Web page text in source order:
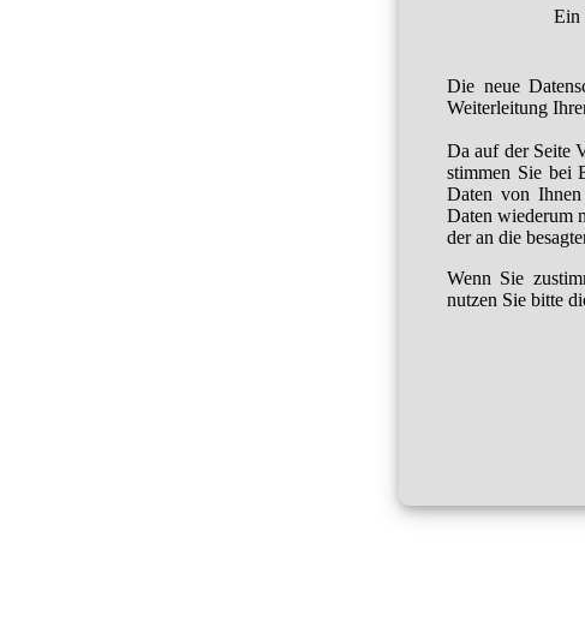
Ein
Die neue
Weiterleitung
Da auf der Seite
stimmen Sie bei
Daten von
Daten wiederum
der an die
Wenn Sie
nutzen Sie bitte